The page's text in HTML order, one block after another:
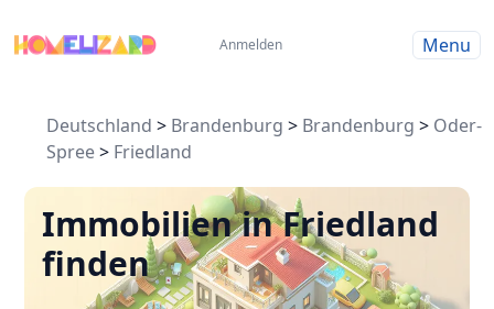
Anmelden Menu
Deutschland > Brandenburg > Brandenburg > Oder-
Spree> Friedland
Immobilien in Friedland
finden